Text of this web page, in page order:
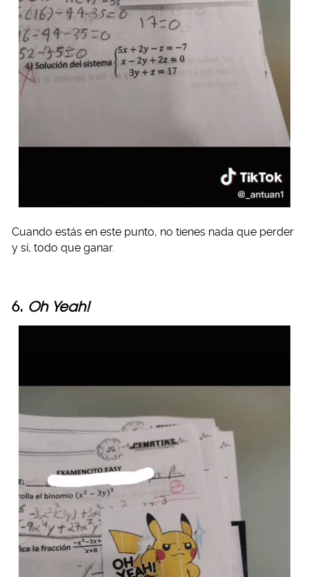
Cuando estás en este punto, no tienes nada que perder
y sí, todo que ganar.
6. Oh Yeah!